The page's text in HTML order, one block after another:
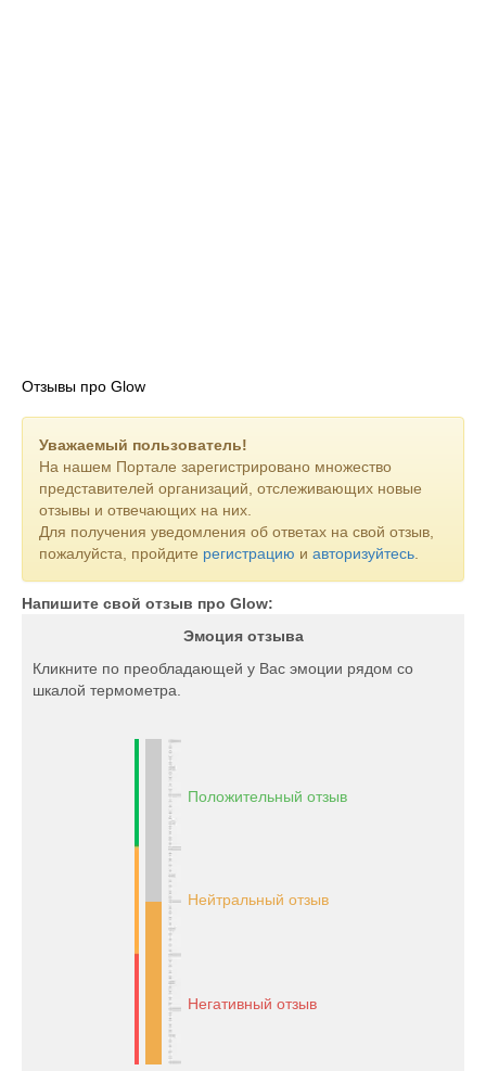
Отзывы про Glow
Уважаемый пользователь!
На нашем Портале зарегистрировано множество
представителей организаций, отслеживающих новые
отзывы и отвечающих на них.
Для получения уведомления об ответах на свой отзыв,
пожалуйста, пройдите регистрацию и авторизуйтесь
Напишите свой отзыв про Glow:
Эмоция отзыва
Кликните по преобладающей у Вас эмоции рядом со
шкалой термометра.
Положительный отзыв
Нейтральный отзыв
Негативный отзыв